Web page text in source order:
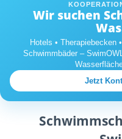
Wir suchen
Hotels • Therapiebecken
Schwimmbäder –
Jetzt